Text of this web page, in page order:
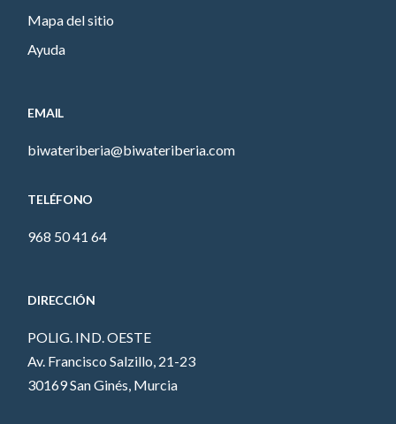
Mapa del sitio
Ayuda
EMAIL
biwateriberia@biwateriberia.com
TELÉFONO
968 50 41 64
DIRECCIÓN
POLIG. IND. OESTE
Av. Francisco Salzillo, 21-23
30169 San Ginés, Murcia